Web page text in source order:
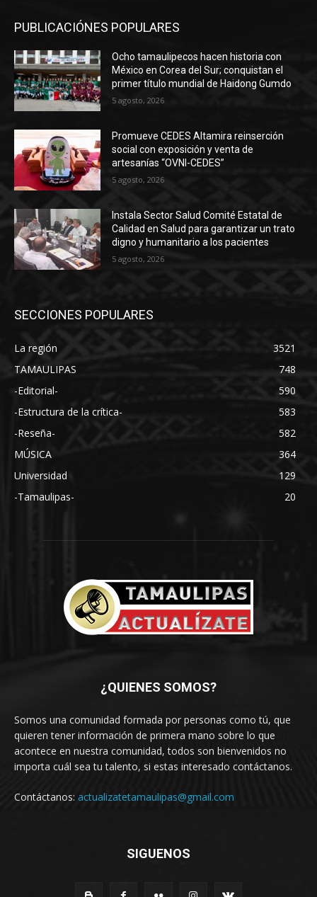
PUBLICACIÓNES POPULARES
Ocho tamaulipecos hacen historia con
México en Corea del Sur; conquistan el
primer título mundial de Haidong Gumdo
5 agosto, 2026
Promueve CEDES Altamira reinserción
social con exposición y venta de
artesanías “OVNI-CEDES”
5 agosto, 2026
Instala Sector Salud Comité Estatal de
Calidad en Salud para garantizar un trato
digno y humanitario a los pacientes
5 agosto, 2026
SECCIONES POPULARES
La región
3521
TAMAULIPAS
748
-Editorial-
590
-Estructura de la crítica-
583
-Reseña-
582
MÚSICA
364
Universidad
129
-Tamaulipas-
20
¿QUIENES SOMOS?
Somos una comunidad formada por personas como tú, que
quieren tener información de primera mano sobre lo que
acontece en nuestra comunidad, todos son bienvenidos no
importa cuál sea tu talento, si estas interesado contáctanos.
Contáctanos: actualizatetamaulipas@gmail.com
SIGUENOS